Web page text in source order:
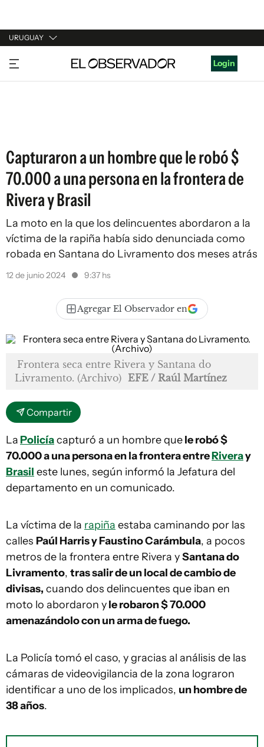
URUGUAY
URUGUAY
ARGENTINA
Login
Capturaron a un hombre que le robó $
70.000 a una persona en la frontera de
Rivera y Brasil
La moto en la que los delincuentes abordaron a la
víctima de la rapiña había sido denunciada como
robada en Santana do Livramento dos meses atrás
12 de junio 2024 9:37 hs
Agregar El Observador en
Frontera seca entre Rivera y Santana do
Livramento. (Archivo) EFE / Raúl Martínez
Compartir
LaPolicíacapturó a un hombre quele robó $
70.000 a una persona en la frontera entreRiveray
Brasil este lunes, según informó la Jefatura del
departamento en un comunicado.
La víctima de la rapiña estaba caminando por las
calles Paúl Harris y Faustino Carámbula, a pocos
metros de la frontera entre Rivera ySantana do
Livramento, tras salir de un local de cambio de
divisas, cuando dos delincuentes que iban en
moto lo abordaron yle robaron $ 70.000
amenazándolo con un arma de fuego.
La Policía tomó el caso, y gracias al análisis de las
cámaras de videovigilancia de la zona lograron
identificar a uno de los implicados, un hombre de
38 años.